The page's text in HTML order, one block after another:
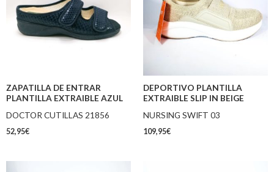
ZAPATILLA DE ENTRAR
PLANTILLA EXTRAIBLE AZUL
DOCTOR CUTILLAS 21856
52,95€
DEPORTIVO PLANTILLA
EXTRAIBLE SLIP IN BEIGE
NURSING SWIFT 03
109,95€